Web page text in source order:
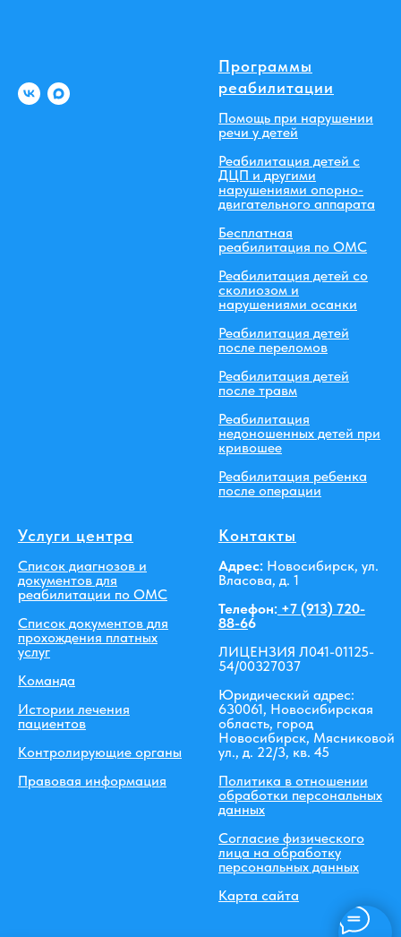
Программы
реабилитации
Помощь при нарушении
речи у детей
Реабилитация детей с
ДЦП и другими
нарушениями опорно-
двигательного аппарата
Бесплатная
реабилитация по ОМС
Реабилитация детей со
сколиозом и
нарушениями осанки
Реабилитация детей
после переломов
Реабилитация детей
после травм
Реабилитация
недоношенных детей при
кривошее
Реабилитация ребенка
после операции
Услуги центра
Список диагнозов и
документов для
реабилитации по ОМС
Список документов для
прохождения платных
услуг
Команда
Истории лечения
пациентов
Контролирующие органы
Правовая информация
Контакты
Адрес: Новосибирск, ул.
Власова, д. 1
Телефон: +7 (913) 720-
88-66
ЛИЦЕНЗИЯ Л041-01125-
54/00327037
Юридический адрес:
630061, Новосибирская
область, город
Новосибирск, Мясниковой
ул., д. 22/3, кв. 45
Политика в отношении
обработки персональных
данных
Согласие физического
лица на обработку
персональных данных
Карта сайта